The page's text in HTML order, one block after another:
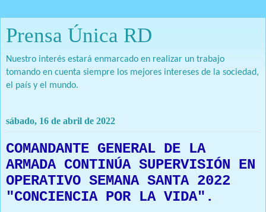
Prensa Única RD
Nuestro interés estará enmarcado en realizar un trabajo
tomando en cuenta siempre los mejores intereses de la sociedad,
el país y el mundo.
sábado, 16 de abril de 2022
COMANDANTE GENERAL DE LA
ARMADA CONTINÚA SUPERVISIÓN EN
OPERATIVO SEMANA SANTA 2022
"CONCIENCIA POR LA VIDA".